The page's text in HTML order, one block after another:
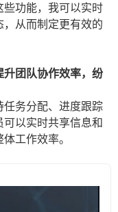
功能，我可以实时
从而制定更有效的
团队协作效率，纷
务分配、进度跟踪
以实时共享信息和
工作效率。